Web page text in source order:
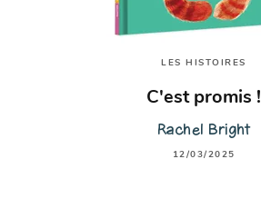
LES HISTOIRES
C'est promis !
Rachel Bright
12/03/2025